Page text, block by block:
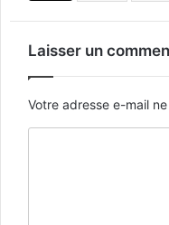
Laisser un
Votre adresse e-mail